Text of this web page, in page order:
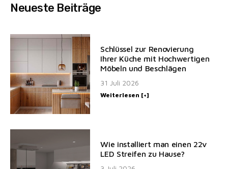
Neueste Beiträge
Schlüssel zur Renovierung
Ihrer Küche mit Hochwertigen
Möbeln und Beschlägen
31 Juli 2026
Weiterlesen [+]
Wie installiert man einen 22v
LED Streifen zu Hause?